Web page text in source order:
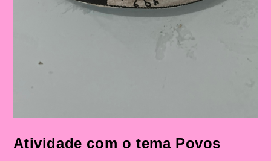
Atividade com o tema Povos